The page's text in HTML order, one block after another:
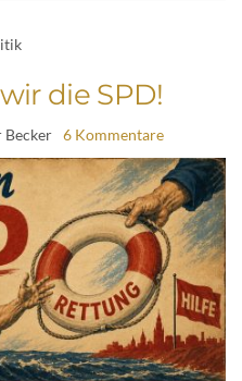
die SPD!
Becker 6 Kommentare